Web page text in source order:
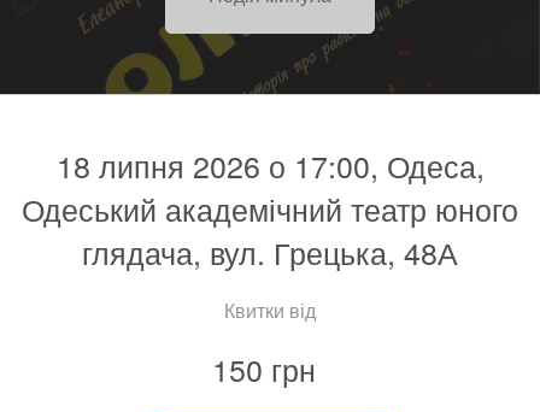
18 липня 2026 о 17:00, Одеса,
Одеський академічний театр юного
глядача, вул. Грецька, 48А
Квитки від
150 грн